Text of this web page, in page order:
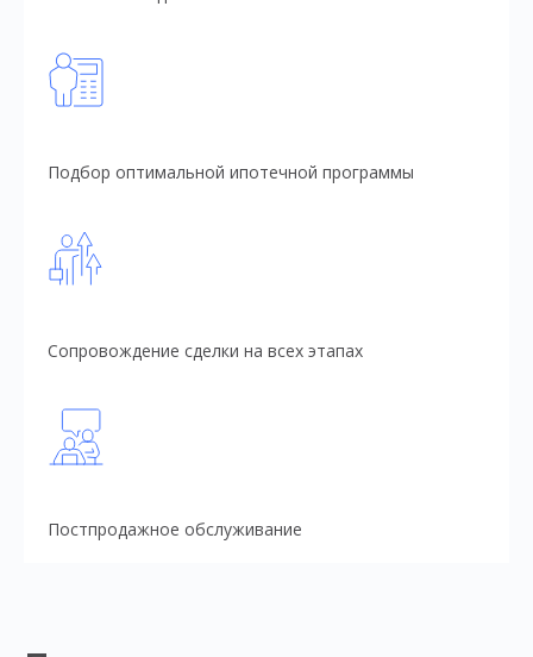
Подбор оптимальной ипотечной программы
Сопровождение сделки на всех этапах
Постпродажное обслуживание